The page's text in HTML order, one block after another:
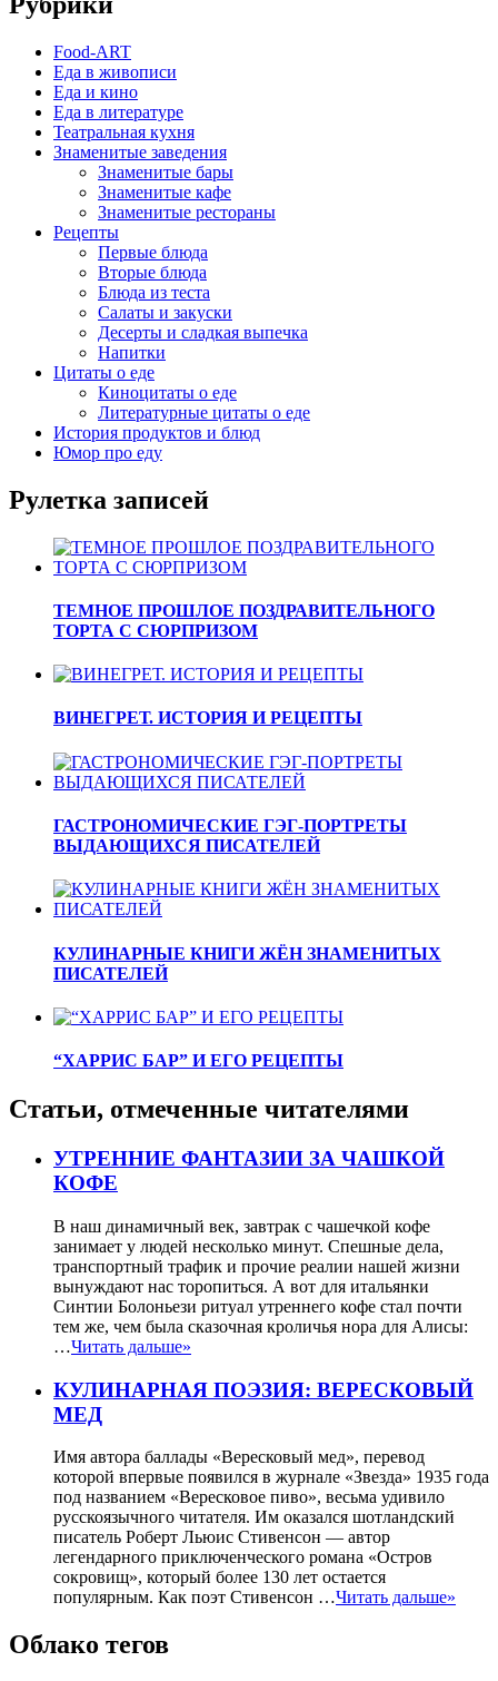
Food-ART
Еда в живописи
Еда и кино
Еда в литературе
Театральная кухня
Знаменитые заведения
Знаменитые бары
Знаменитые кафе
Знаменитые рестораны
Рецепты
Первые блюда
Вторые блюда
Блюда из теста
Салаты и закуски
Десерты и сладкая выпечка
Напитки
Цитаты о еде
Киноцитаты о еде
Литературные цитаты o еде
История продуктов и блюд
Юмор про еду
Рулетка записей
ТЕМНОЕ ПРОШЛОЕ ПОЗДРАВИТЕЛЬНОГО
ТОРТА С СЮРПРИЗОМ
ВИНЕГРЕТ. ИСТОРИЯ И РЕЦЕПТЫ
ГАСТРОНОМИЧЕСКИЕ ГЭГ-ПОРТРЕТЫ
ВЫДАЮЩИХСЯ ПИСАТЕЛЕЙ
КУЛИНАРНЫЕ КНИГИ ЖЁН ЗНАМЕНИТЫХ
ПИСАТЕЛЕЙ
“ХАРРИС БАР” И ЕГО РЕЦЕПТЫ
Статьи, отмеченные читателями
УТРЕННИЕ ФАНТАЗИИ ЗА ЧАШКОЙ
КОФЕ
В наш динамичный век, завтрак с чашечкой кофе
занимает у людей несколько минут. Спешные дела,
транспортный трафик и прочие реалии нашей жизни
вынуждают нас торопиться. А вот для итальянки
Синтии Болоньези ритуал утреннего кофе стал почти
тем же, чем была сказочная кроличья нора для Алисы:
…Читать дальше»
КУЛИНАРНАЯ ПОЭЗИЯ: ВЕРЕСКОВЫЙ
МЕД
Имя автора баллады «Вересковый мед», перевод
которой впервые появился в журнале «Звезда» 1935 года
под названием «Вересковое пиво», весьма удивило
русскоязычного читателя. Им оказался шотландский
писатель Роберт Льюис Стивенсон — автор
легендарного приключенческого романа «Остров
сокровищ», который более 130 лет остается
популярным. Как поэт Стивенсон …Читать дальше»
Облако тегов